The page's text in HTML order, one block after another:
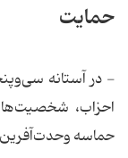
حمایت
- در آستانه
احزاب،
حماسه وحدت‌آفرین